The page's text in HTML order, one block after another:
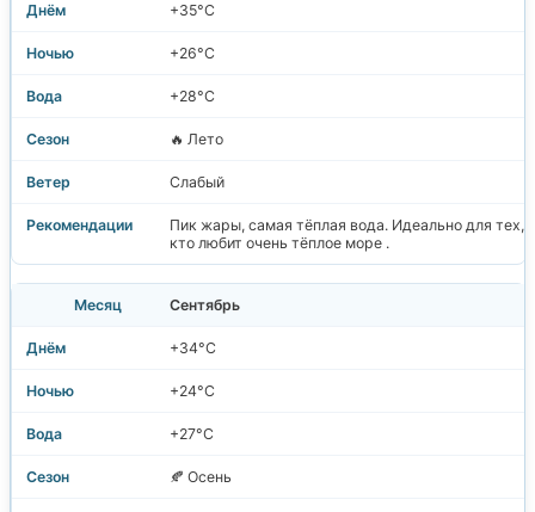
+35°C
+26°C
+28°C
🔥 Лето
Слабый
Пик жары, самая тёплая вода. Идеально для тех,
кто любит очень тёплое море .
Сентябрь
+34°C
+24°C
+27°C
🍂 Осень